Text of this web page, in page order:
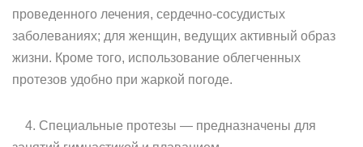
проведенного лечения, сердечно-сосудистых
заболеваниях; для женщин, ведущих активный образ
жизни. Кроме того, использование облегченных
протезов удобно при жаркой погоде.
4. Специальные протезы — предназначены для